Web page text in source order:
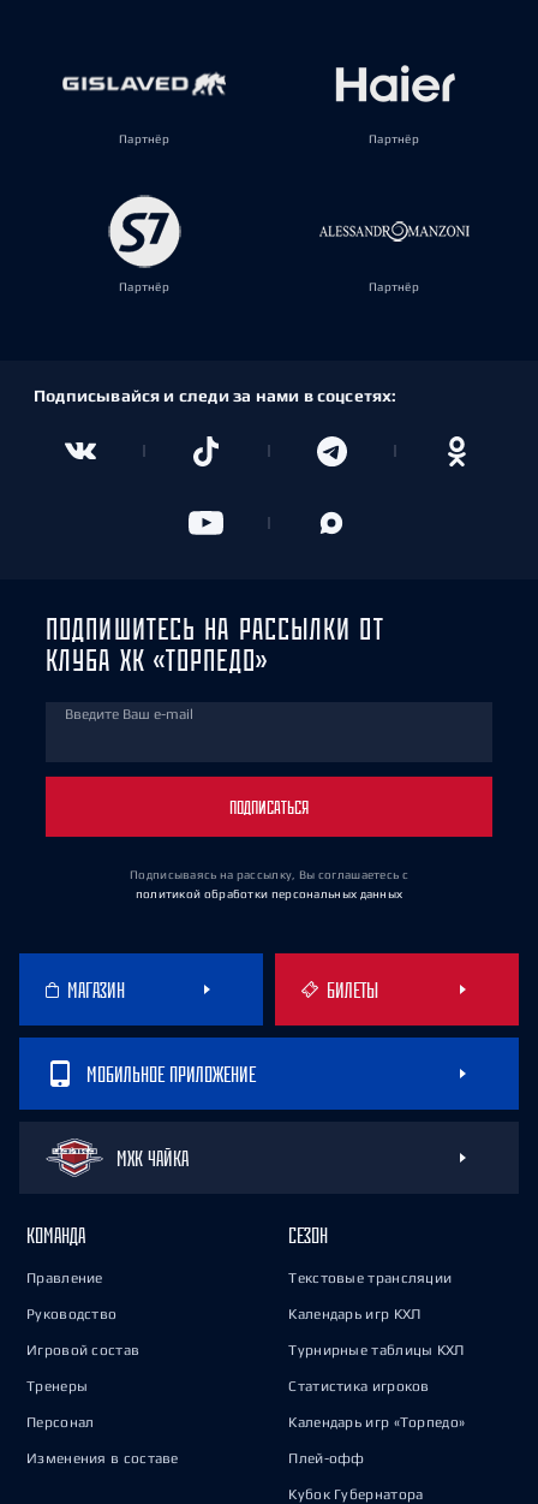
Партнёр Партнёр
Партнёр Партнёр
Подписывайся и следи за нами в соцсетях:
ПОДПИШИТЕСЬ НА РАССЫЛКИ ОТ
КЛУБА ХК «ТОРПЕДО»
Введите Ваш e-mail
ПОДПИСАТЬСЯ
Подписываясь на рассылку, Вы соглашаетесь с
политикой обработки персональных данных
МАГАЗИН БИЛЕТЫ
МОБИЛЬНОЕ ПРИЛОЖЕНИЕ
МХК ЧАЙКА
КОМАНДА
Правление
Руководство
Игровой состав
Тренеры
Персонал
Изменения в составе
СЕЗОН
Текстовые трансляции
Календарь игр КХЛ
Турнирные таблицы КХЛ
Статистика игроков
Календарь игр «Торпедо»
Плей-офф
Кубок Губернатора